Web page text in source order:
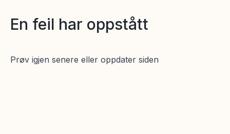
En feil har oppstått
Prøv igjen senere eller oppdater siden